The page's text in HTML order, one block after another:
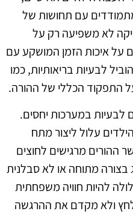
עם תחושות של
לא משפיעה רק על
על איכות הזמן המושקע עם
לבעיות בריאותיות, כמו
התפקוד הכללי של ההורה.
לבעיות במערכות יחסים.
עלול ליצור מתח
ההורים מרגישים לחוצים
בצורה מתוחה או לא סבלנית
להיות חוויה משפחתית
ולא מקדם את ההרגשה